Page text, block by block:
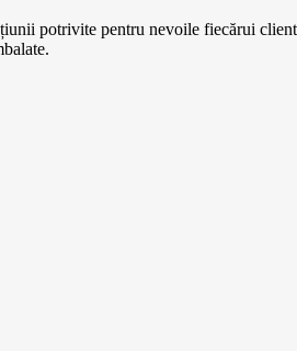
potrivite pentru nevoile fiecărui client